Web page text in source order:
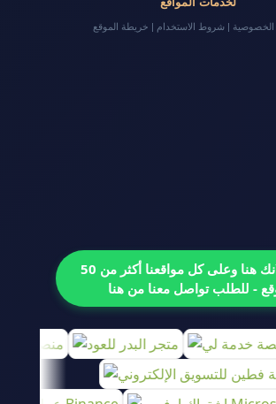
| شروط الاستخدام | خريطة الموقع
ضع إعلانك هنا وعلى كل مواقعنا أكثر من 50
- للطلب تواصل معنا من هنا